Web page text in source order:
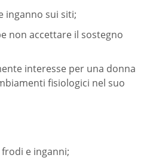
inganno sui siti;
non accettare il sostegno
interesse per una donna
fisiologici nel suo
e inganni;